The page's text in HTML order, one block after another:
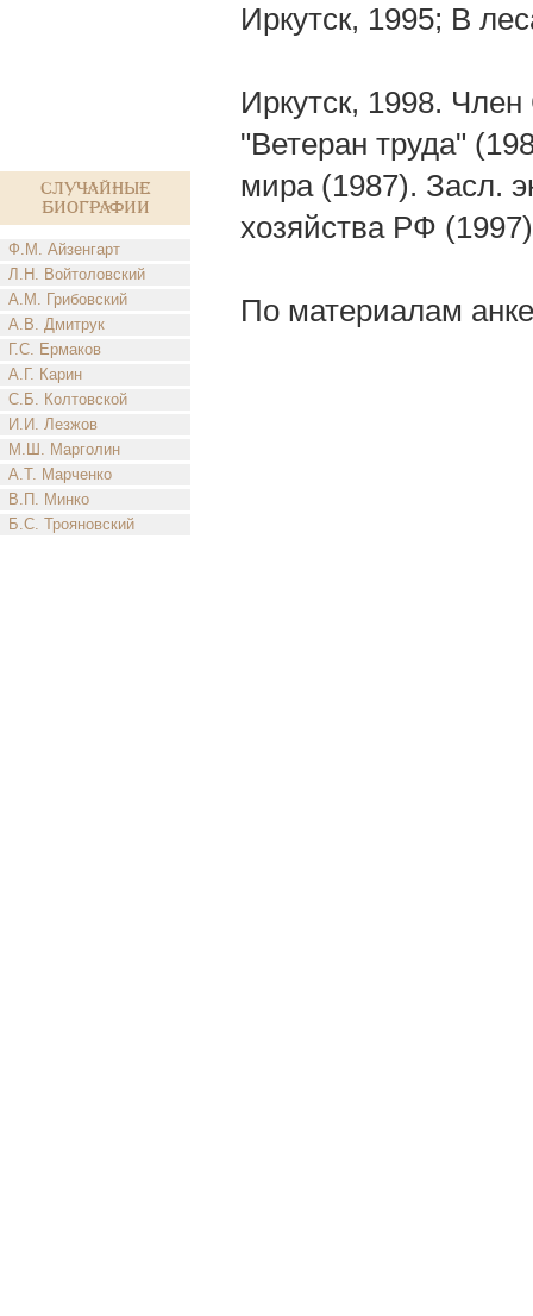
Случайные
биографии
Ф.М. Айзенгарт
Л.Н. Войтоловский
А.М. Грибовский
А.В. Дмитрук
Г.С. Ермаков
А.Г. Карин
С.Б. Колтовской
И.И. Лезжов
М.Ш. Марголин
А.Т. Марченко
В.П. Минко
Б.С. Трояновский
Иркутск, 1995; В
Иркутск, 1998.
"Ветеран труда"
мира (1987). Засл.
хозяйства РФ
По материалам